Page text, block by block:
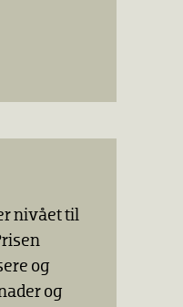
nivået til
og
og